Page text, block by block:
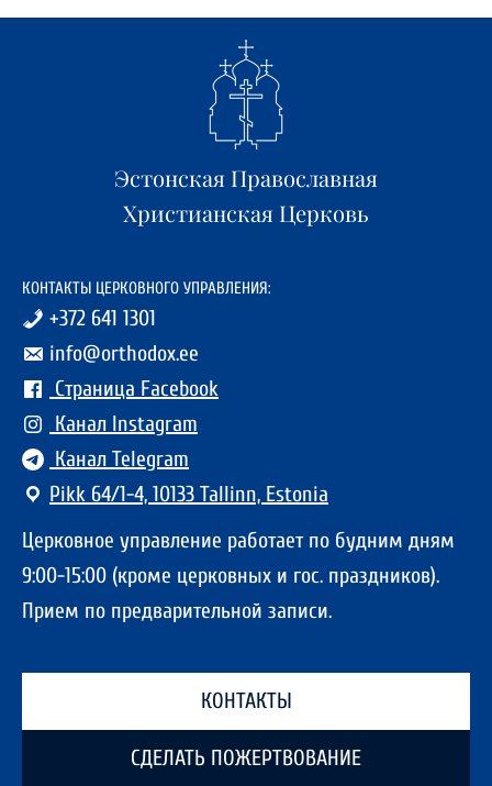
Эстонская Православная
Христианская Церковь
КОНТАКТЫ ЦЕРКОВНОГО УПРАВЛЕНИЯ:
+372 641 1301
info@orthodox.ee
Страница Facebook
Канал Instagram
Канал Telegram
Pikk 64/1-4, 10133 Tallinn, Estonia
Церковное управление работает по будним дням
9:00-15:00 (кроме церковных и гос. праздников).
Прием по предварительной записи.
КОНТАКТЫ
СДЕЛАТЬ ПОЖЕРТВОВАНИЕ